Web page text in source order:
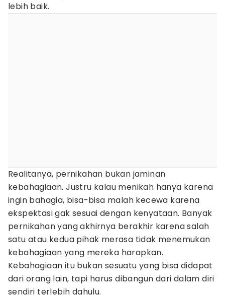
lebih baik.
Realitanya, pernikahan bukan jaminan
kebahagiaan. Justru kalau menikah hanya karena
ingin bahagia, bisa-bisa malah kecewa karena
ekspektasi gak sesuai dengan kenyataan. Banyak
pernikahan yang akhirnya berakhir karena salah
satu atau kedua pihak merasa tidak menemukan
kebahagiaan yang mereka harapkan.
Kebahagiaan itu bukan sesuatu yang bisa didapat
dari orang lain, tapi harus dibangun dari dalam diri
sendiri terlebih dahulu.